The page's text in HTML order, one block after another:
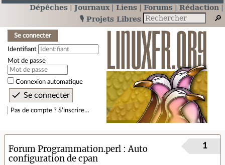
Dépêches Journaux Liens Forums
Rédaction
🎙️ Projets Libres
Se connecter
Identifiant
Mot de passe
Connexion automatique
Pas de compte ? S’inscrire…
Forum Programmation.perl
Auto
configuration de cpan
1